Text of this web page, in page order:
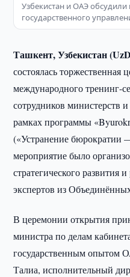
Узбекистан и ОАЭ
государственного
Ташкент, Узбекистан
состоялась торжественная
международного тренинг-
сотрудников министерств
рамках программы
(«Устранение бюрократии
мероприятие было
стратегического развития
экспертов из
В церемонии открытия
министра по делам
государственным опытом
Талиа, исполнительный